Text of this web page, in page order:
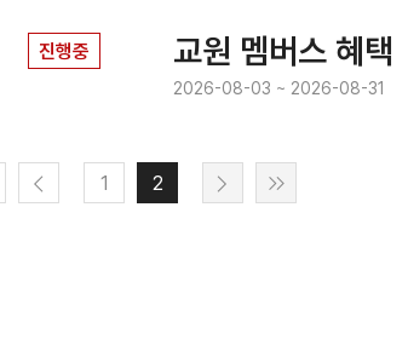
진행중 교원 멤버스 혜택
2026-08-03 ~ 2026-08-31
1 2